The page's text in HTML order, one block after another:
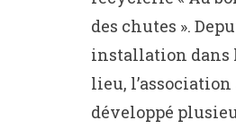
des chutes ».
installation dans
lieu, l’association
développé